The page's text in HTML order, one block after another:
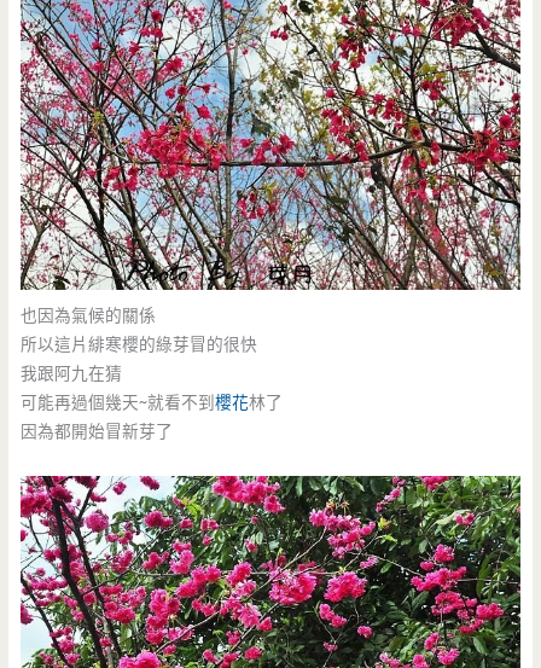
也因為氣候的關係
所以這片緋寒櫻的綠芽冒的很快
我跟阿九在猜
可能再過個幾天~就看不到櫻花林了
因為都開始冒新芽了